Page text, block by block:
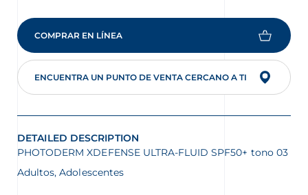
COMPRAR EN LÍNEA
ENCUENTRA UN PUNTO DE VENTA CERCANO A TI
DETAILED DESCRIPTION
PHOTODERM XDEFENSE ULTRA-FLUID SPF50+ tono 03
Adultos, Adolescentes